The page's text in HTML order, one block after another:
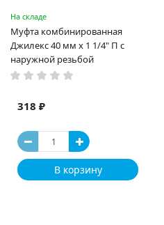
На складе
Муфта комбинированная
Джилекс 40 мм x 1 1/4" П с
наружной резьбой
318 ₽
В корзину